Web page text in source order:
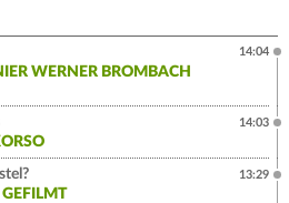
WERNER BROMBACH
14:04
14:03
13:29